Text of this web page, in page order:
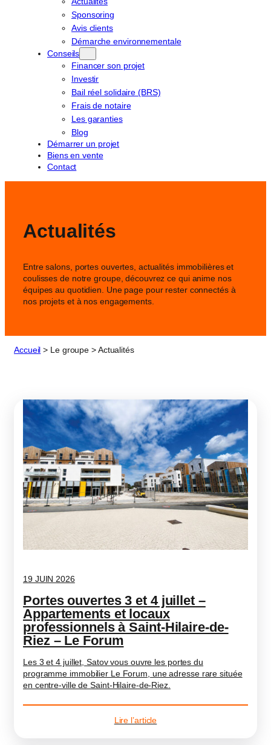
Sponsoring
Avis clients
Démarche environnementale
Conseils
Financer son projet
Investir
Bail réel solidaire (BRS)
Frais de notaire
Les garanties
Blog
Démarrer un projet
Biens en vente
Contact
Actualités
Entre salons, portes ouvertes, actualités immobilières et
coulisses de notre groupe, découvrez ce qui anime nos
équipes au quotidien. Une page pour rester connectés à
nos projets et à nos engagements.
Accueil > Le groupe >Actualités
19 JUIN 2026
Portes ouvertes 3 et 4 juillet –
Appartements et locaux
professionnels à Saint-Hilaire-de-
Riez – Le Forum
Les 3 et 4 juillet, Satov vous ouvre les portes du
programme immobilier Le Forum, une adresse rare située
en centre-ville de Saint-Hilaire-de-Riez.
Lire l’article